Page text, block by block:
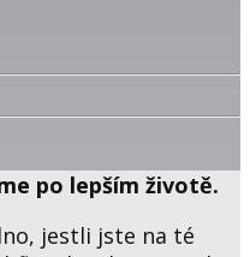
po lepším životě.
jestli jste na té